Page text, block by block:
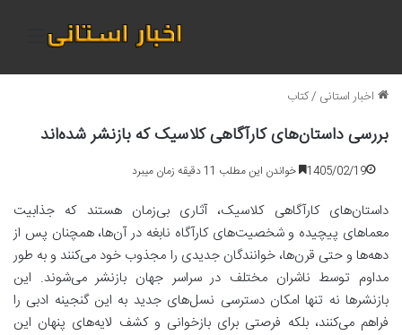
اخبار استانی /کتاب
بررسی داستان‌های کارآگاهی کلاسیک که بازنشر شده‌اند
1405/02/19 خواندن این مطلب 11 دقیقه زمان میبرد
داستان‌های کارآگاهی کلاسیک، آثاری بی‌زمان هستند که جذابیت
معماهای پیچیده و شخصیت‌های کارآگاه نابغه در آن‌ها، همچنان پس از
دهه‌ها و حتی قرن‌ها، خوانندگان جدیدی را مجذوب خود می‌کنند و به طور
مداوم توسط ناشران مختلف در سراسر جهان بازنشر می‌شوند. این
بازنشرها نه تنها امکان دسترسی نسل‌های جدید به این گنجینه ادبی را
فراهم می‌کنند، بلکه فرصتی برای بازخوانی و کشف لایه‌های پنهان این